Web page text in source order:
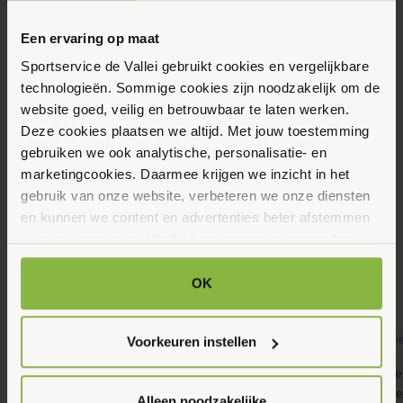
Een ervaring op maat
Sportservice de Vallei gebruikt cookies en vergelijkbare
technologieën. Sommige cookies zijn noodzakelijk om de
website goed, veilig en betrouwbaar te laten werken.
Deze cookies plaatsen we altijd. Met jouw toestemming
gebruiken we ook analytische, personalisatie- en
marketingcookies. Daarmee krijgen we inzicht in het
gebruik van onze website, verbeteren we onze diensten
en kunnen we content en advertenties beter afstemmen
gedeeld met externe partners.
staan. Via ‘Voorkeuren instellen’ kun je per categorie
kiezen welke cookies je accepteert. Je kunt je keuze op
OK
Voorkeuren instellen
Augustus 2026
09:00 - 10:00
Hof van Sint Pieter 41, Bennekom
Gerelateerde activiteiten
9
Banenzwemmen, Gemeente Ede, Jongeren,
Senioren, Volwassenen, Zwemmen
9
Augustus 2026
4kids,
Peuters en